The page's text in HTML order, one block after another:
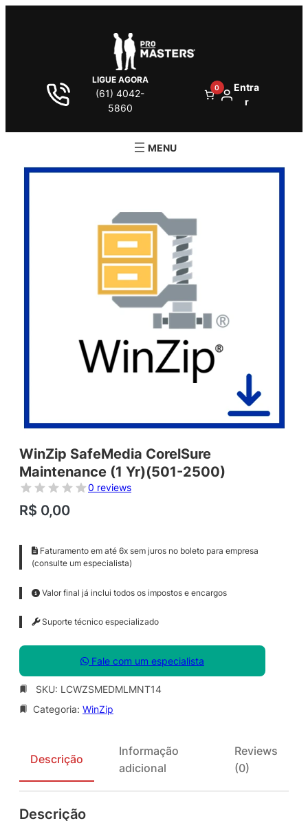
LIGUE AGORA
(61) 4042-
5860
0
Entra
r
WinZip SafeMedia CorelSure
Maintenance (1 Yr)(501-2500)
0 reviews
R$ 0,00
Faturamento em até 6x sem juros no boleto para empresa
(consulte um especialista)
Valor final já inclui todos os impostos e encargos
Suporte técnico especializado
Fale com um especialista
SKU: LCWZSMEDMLMNT14
Categoria: WinZip
Descrição
Informação
adicional
Reviews
(0)
Descrição